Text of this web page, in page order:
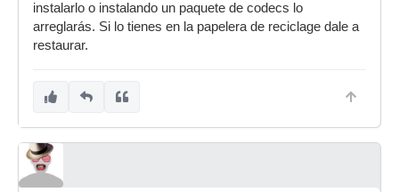
instalarlo o instalando un paquete de codecs lo
arreglarás. Si lo tienes en la papelera de reciclage dale a
restaurar.